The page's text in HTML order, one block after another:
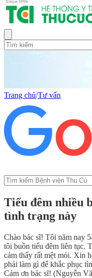
Trang chủ/Tư vấn
Tiểu đêm nhiều
tình trạng này
Chào bác sĩ! Tôi năm nay
tôi buồn tiểu đêm liên tục.
cảm thấy rất mệt mỏi. Xin
phải làm gì để khắc phục
Cảm ơn bác sĩ! (Nguyễn